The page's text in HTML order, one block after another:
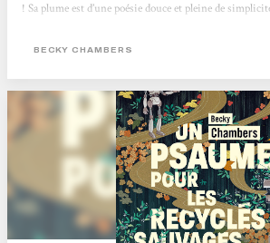
! Sa plume est d’une poésie douce et pleine de
pour les recyclés sauvages est poétique, doux et
marquant. Iel est poète, doux et simple comme les
BECKY CHAMBERS